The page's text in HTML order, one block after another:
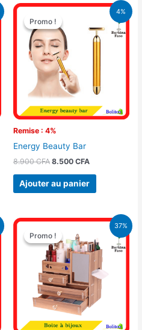
4%
Promo !
Remise : 4%
Promo !
Energy Beauty Bar
8.900CFA
Le
prix
initial
était :
8.900 CFA.
8.500 CFA
Le
actuel
est :
Ajouter au panier
37%
Promo !
Promo !
Le
prix
initial
était :
13.450 CFA.
Le
actuel
est :
8.500 CFA.